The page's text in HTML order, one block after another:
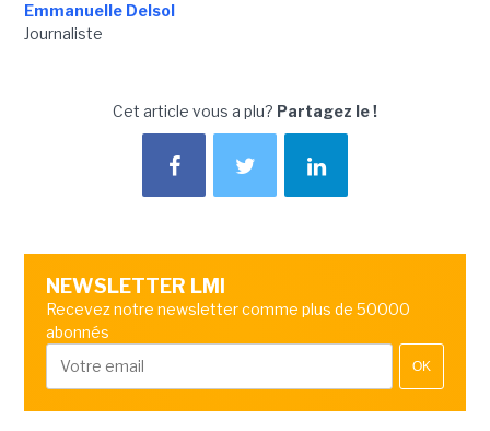
Emmanuelle Delsol
Journaliste
Cet article vous a plu? Partagez le !
NEWSLETTER LMI
Recevez notre newsletter comme plus de 50000
abonnés
OK